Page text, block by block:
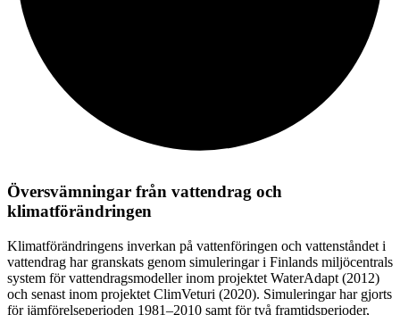
Översvämningar från vattendrag och
klimatförändringen
Klimatförändringens inverkan på vattenföringen och vattenståndet i
vattendrag har granskats genom simuleringar i Finlands miljöcentrals
system för vattendragsmodeller inom projektet WaterAdapt (2012)
och senast inom projektet ClimVeturi (2020). Simuleringar har gjorts
för jämförelseperioden 1981–2010 samt för två framtidsperioder,